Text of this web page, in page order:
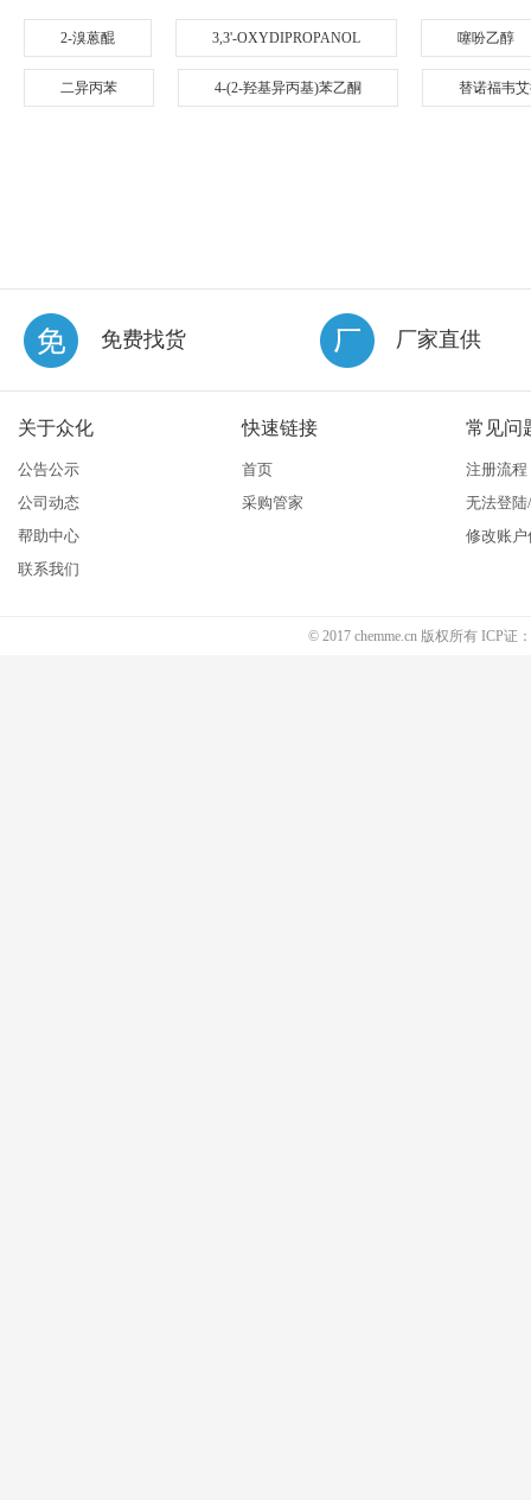
2-溴蒽醌 3,3'-OXYDIPROPANOL 噻吩乙醇
二异丙苯 4-(2-羟基异丙基)苯乙酮 替诺福韦
免费找货 厂家直供
关于众化
公告公示
公司动态
帮助中心
联系我们
快速链接
首页
采购管家
常见问
注册流程
无法登
修改账户
© 2017 chemme.cn 版权所有 ICP证：